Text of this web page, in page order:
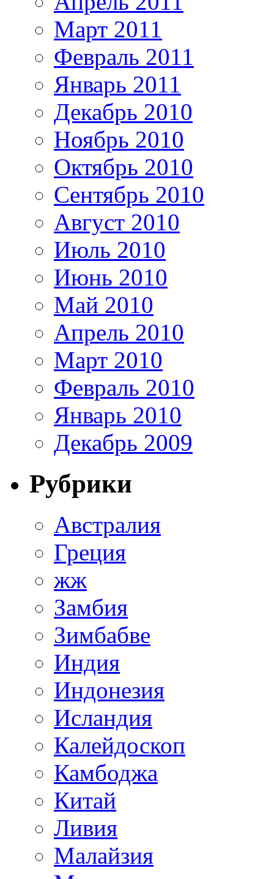
Март 2011
Февраль 2011
Январь 2011
Декабрь 2010
Ноябрь 2010
Октябрь 2010
Сентябрь 2010
Август 2010
Июль 2010
Июнь 2010
Май 2010
Апрель 2010
Март 2010
Февраль 2010
Январь 2010
Декабрь 2009
Рубрики
Австралия
Греция
жж
Замбия
Зимбабве
Индия
Индонезия
Исландия
Калейдоскоп
Камбоджа
Китай
Ливия
Малайзия